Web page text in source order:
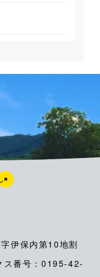
伊保内第10地割
番号：0195-42-